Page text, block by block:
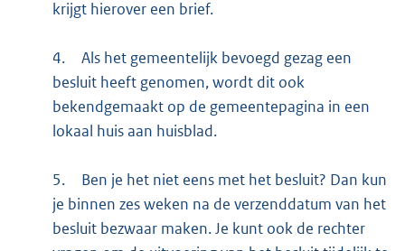
krijgt hierover een brief.
4.
Als het gemeentelijk bevoegd gezag een
besluit heeft genomen, wordt dit ook
bekendgemaakt op de gemeentepagina in een
lokaal huis aan huisblad.
5.
Ben je het niet eens met het besluit? Dan kun
je binnen zes weken na de verzenddatum van het
besluit bezwaar maken. Je kunt ook de rechter